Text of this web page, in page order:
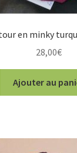
en minky
28,00€
Ajouter au